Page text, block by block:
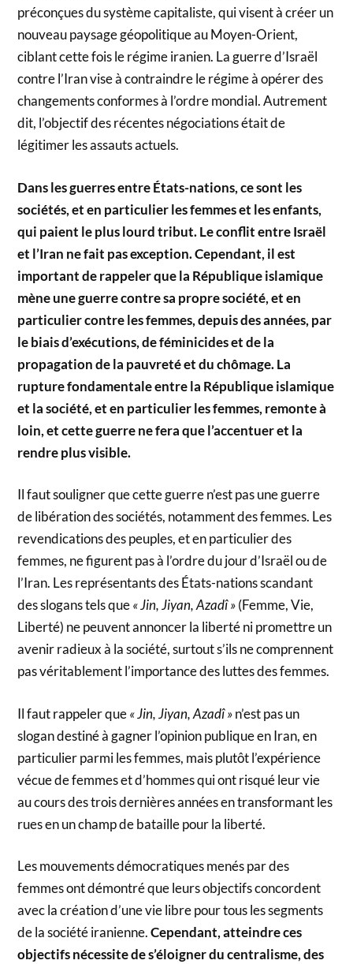
préconçues du système capitaliste, qui visent à créer un
nouveau paysage géopolitique au Moyen-Orient,
ciblant cette fois le régime iranien. La guerre d’Israël
contre l’Iran vise à contraindre le régime à opérer des
changements conformes à l’ordre mondial. Autrement
dit, l’objectif des récentes négociations était de
légitimer les assauts actuels.
Dans les guerres entre États-nations, ce sont les
sociétés, et en particulier les femmes et les enfants,
qui paient le plus lourd tribut. Le conflit entre Israël
et l’Iran ne fait pas exception. Cependant, il est
important de rappeler que la République islamique
mène une guerre contre sa propre société, et en
particulier contre les femmes, depuis des années, par
le biais d’exécutions, de féminicides et de la
propagation de la pauvreté et du chômage. La
rupture fondamentale entre la République islamique
et la société, et en particulier les femmes, remonte à
loin, et cette guerre ne fera que l’accentuer et la
rendre plus visible.
Il faut souligner que cette guerre n’est pas une guerre
de libération des sociétés, notamment des femmes. Les
revendications des peuples, et en particulier des
femmes, ne figurent pas à l’ordre du jour d’Israël ou de
l’Iran. Les représentants des États-nations scandant
des slogans tels que« Jin, Jiyan, Azadî »(Femme, Vie,
Liberté) ne peuvent annoncer la liberté ni promettre un
avenir radieux à la société, surtout s’ils ne comprennent
pas véritablement l’importance des luttes des femmes.
Il faut rappeler que« Jin, Jiyan, Azadî »n’est pas un
slogan destiné à gagner l’opinion publique en Iran, en
particulier parmi les femmes, mais plutôt l’expérience
vécue de femmes et d’hommes qui ont risqué leur vie
au cours des trois dernières années en transformant les
rues en un champ de bataille pour la liberté.
Les mouvements démocratiques menés par des
femmes ont démontré que leurs objectifs concordent
avec la création d’une vie libre pour tous les segments
de la société iranienne.Cependant, atteindre ces
objectifs nécessite de s’éloigner du centralisme, des